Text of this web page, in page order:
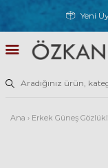
Yeni
Ana › Erkek Güneş